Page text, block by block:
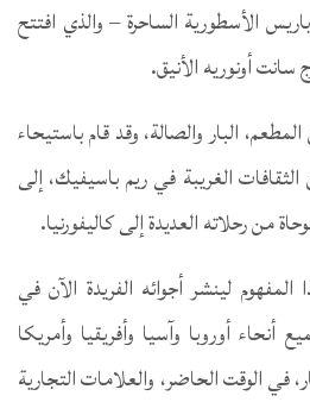
الأسطورية الساحرة – والذي افتتح
أونوريه الأنيق.
البار والصالة، وقد قام باستيحاء
الغريبة في ريم باسيفيك، إلى
من رحلاته العديدة إلى كاليفورنيا.
المفهوم لينشر أجوائه الفريدة الآن في
أوروبا وآسيا وأفريقيا وأمريكا
في الوقت الحاضر، والعلامات التجارية